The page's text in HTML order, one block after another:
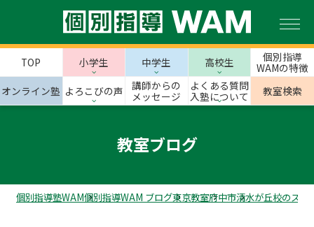
TOP 小学生 中学生 高校生
個別指導
WAMの特徴
オンライン塾 よろこびの声
講師からの
メッセージ
よくある質問
入塾について
教室検索
教室ブログ
個別指導塾WAM個別指導WAM ブログ東京教室府中市清水が丘校のスタ